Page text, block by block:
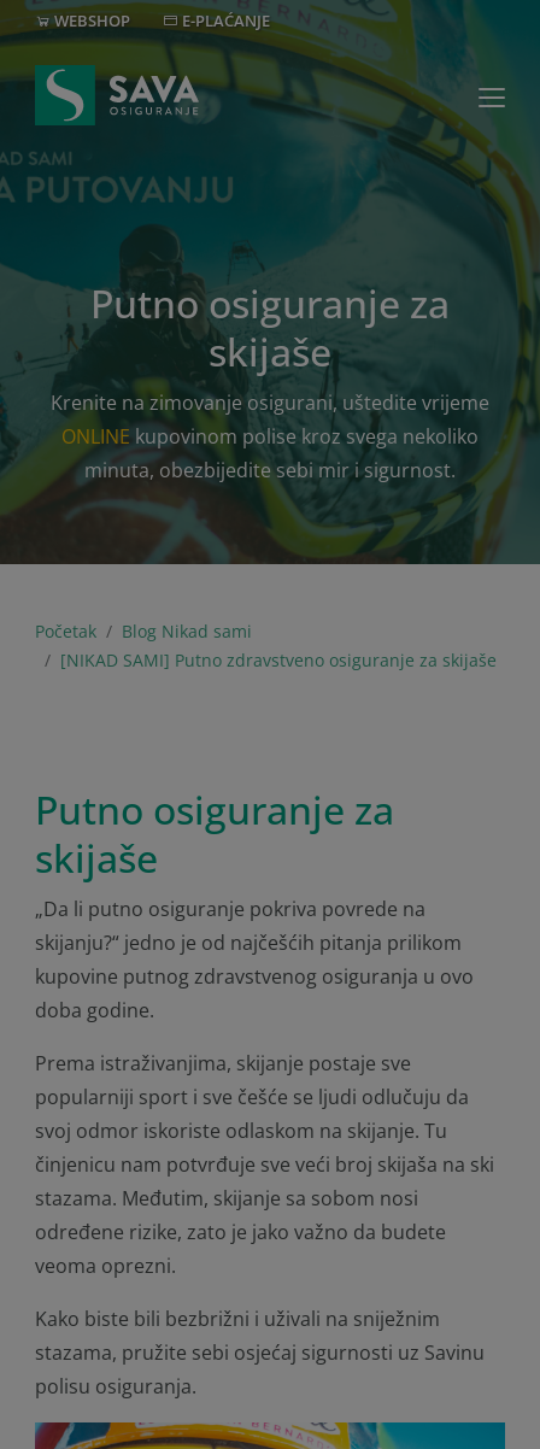
WEBSHOP E-PLAĆANJE
+382 20 40 30 20
Putno osiguranje za
skijaše
Krenite na zimovanje osigurani, uštedite vrijeme
ONLINE kupovinom polise kroz svega nekoliko
minuta, obezbijedite sebi mir i sigurnost.
Početak
Blog Nikad sami
[NIKAD SAMI] Putno zdravstveno osiguranje za skijaše
Putno osiguranje za
skijaše
„Da li putno osiguranje pokriva povrede na
skijanju?“ jedno je od najčešćih pitanja prilikom
kupovine putnog zdravstvenog osiguranja u ovo
doba godine.
Prema istraživanjima, skijanje postaje sve
popularniji sport i sve češće se ljudi odlučuju da
svoj odmor iskoriste odlaskom na skijanje. Tu
činjenicu nam potvrđuje sve veći broj skijaša na ski
stazama. Međutim, skijanje sa sobom nosi
određene rizike, zato je jako važno da budete
veoma oprezni.
Kako biste bili bezbrižni i uživali na sniježnim
stazama, pružite sebi osjećaj sigurnosti uz Savinu
polisu osiguranja.